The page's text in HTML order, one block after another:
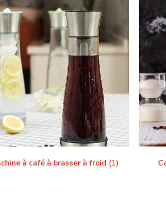
à café à brasser à froid (1)